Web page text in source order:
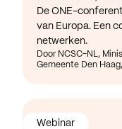
De ONE-
van Europa. Een
netwerken.
Door NCSC-NL,
Gemeente Den
Webinar